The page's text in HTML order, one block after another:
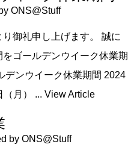
ONS@Stuff
御礼申し上げます。 誠に
ゴールデンウイーク休業期
デンウイーク休業期間 2024
月） ... View Article
by ONS@Stuff